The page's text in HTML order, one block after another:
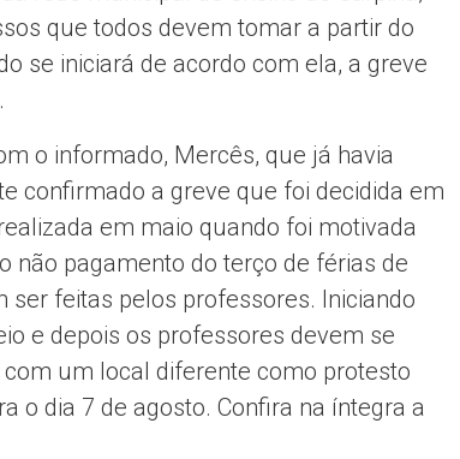
que todos devem tomar a partir do
se iniciará de acordo com ela, a greve
o informado, Mercês, que já havia
confirmado a greve que foi decidida em
em maio quando foi motivada
não pagamento do terço de férias de
ser feitas pelos professores. Iniciando
e depois os professores devem se
um local diferente como protesto
o dia 7 de agosto. Confira na íntegra a